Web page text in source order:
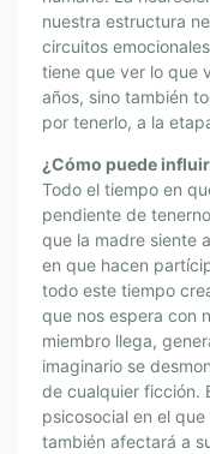
Q
U
E
A
C
O
M
P
A
Ñ
A
R
A
L
O
S
nuestra estructura
circuitos
tiene que ver lo que
años, sino también
por tenerlo, a la
¿Cómo puede
Todo el tiempo en
pendiente de
que la madre siente
en que hacen
todo este tiempo
que nos espera con
miembro llega,
imaginario se
de cualquier ficción.
psicosocial en el
también afectará a